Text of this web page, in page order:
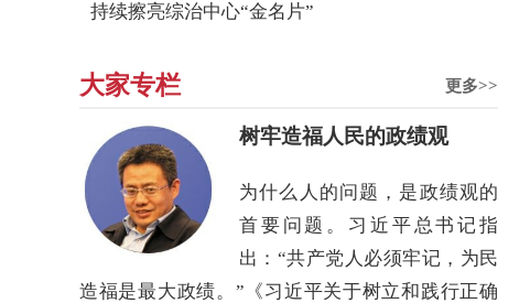
持续擦亮综治中心“金名片”
大家专栏 更多>>
树牢造福人民的政绩观
为什么人的问题，是政绩观的
首要问题。习近平总书记指
出：“共产党人必须牢记，为民
造福是最大政绩。”《习近平关于树立和践行正确